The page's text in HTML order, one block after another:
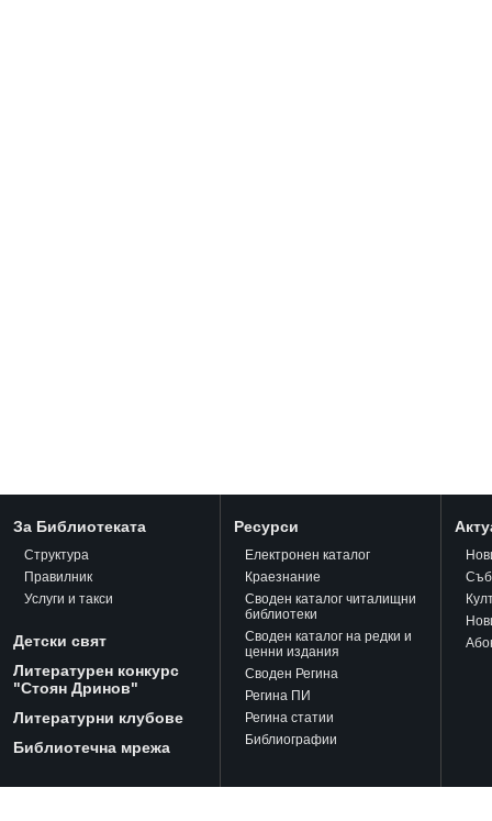
За Библиотеката
Структура
Правилник
Услуги и такси
Детски свят
Литературен конкурс
"Стоян Дринов"
Литературни клубове
Библиотечна мрежа
Ресурси
Електронен каталог
Краезнание
Своден каталог читалищни
библиотеки
Своден каталог на редки и
ценни издания
Своден Регина
Регина ПИ
Регина статии
Библиографии